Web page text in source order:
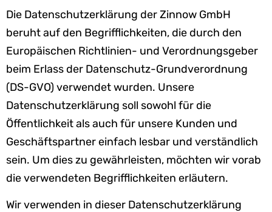
Die Datenschutzerklärung der Zinnow GmbH
beruht auf den Begrifflichkeiten, die durch den
Europäischen Richtlinien- und Verordnungsgeber
beim Erlass der Datenschutz-Grundverordnung
(DS-GVO) verwendet wurden. Unsere
Datenschutzerklärung soll sowohl für die
Öffentlichkeit als auch für unsere Kunden und
Geschäftspartner einfach lesbar und verständlich
sein. Um dies zu gewährleisten, möchten wir vorab
die verwendeten Begrifflichkeiten erläutern.
Wir verwenden in dieser Datenschutzerklärung